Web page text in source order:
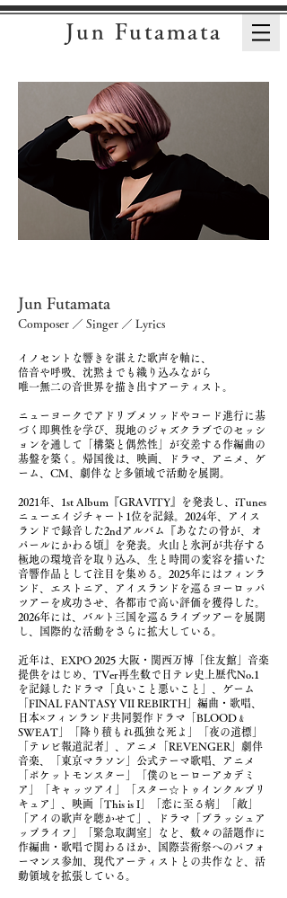
Jun Futamata
Jun Futamata
Composer ／ Singer ／ Lyrics
イノセントな響きを湛えた歌声を軸に、
倍音や呼吸、沈黙までも織り込みながら
唯一無二の音世界を描き出すアーティスト。
ニューヨークでアドリブメソッドやコード進行に基
づく即興性を学び、現地のジャズクラブでのセッシ
ョンを通して「構築と偶然性」が交差する作編曲の
基盤を築く。帰国後は、映画、ドラマ、アニメ、ゲ
ーム、CM、劇伴など多領域で活動を展開。
2021年、1st Album『GRAVITY』を発表し、iTunes
ニューエイジチャート1位を記録。2024年、アイス
ランドで録音した2ndアルバム『あなたの骨が、オ
パールにかわる頃』を発表。火山と氷河が共存する
極地の環境音を取り込み、生と時間の変容を描いた
音響作品として注目を集める。2025年にはフィンラ
ンド、エストニア、アイスランドを巡るヨーロッパ
ツアーを成功させ、各都市で高い評価を獲得した。
2026年には、バルト三国を巡るライブツアーを展開
し、国際的な活動をさらに拡大している。
近年は、EXPO 2025 大阪・関西万博「住友館」音楽
提供をはじめ、TVer再生数で日テレ史上歴代No.1
を記録したドラマ「良いこと悪いこと」、ゲーム
「FINAL FANTASY VII REBIRTH」編曲・歌唱、
日本×フィンランド共同製作ドラマ「BLOOD﹠
SWEAT」「降り積もれ孤独な死よ」「夜の道標」
「テレビ報道記者」、アニメ「REVENGER」劇伴
音楽、「東京マラソン」公式テーマ歌唱、アニメ
「ポケットモンスター」「僕のヒーローアカデミ
ア」「キャッツアイ」「スター☆トゥインクルプリ
キュア」、映画「This is I」「恋に至る病」「敵」
「アイの歌声を聴かせて」、ドラマ「ブラッシュア
ップライフ」「緊急取調室」など、数々の話題作に
作編曲・歌唱で関わるほか、国際芸術祭へのパフォ
ーマンス参加、現代アーティストとの共作など、活
動領域を拡張している。